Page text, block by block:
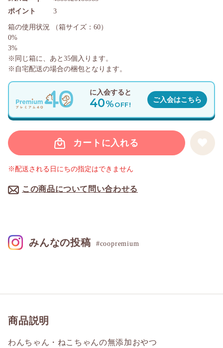
ポイント 3
カートに入れる
この商品について問い合わせる
※配送される日にちの指定はできません
に入会すると
40%OFF!
ご入会はこちら
箱の使用状況
（箱サイズ：60）
0%
3%
※同じ箱に、あと 35個入ります。
※自宅配送の場合の梱包となります。
商品説明
わんちゃん・ねこちゃんの無添加おやつ
みんなの投稿 #coopremium